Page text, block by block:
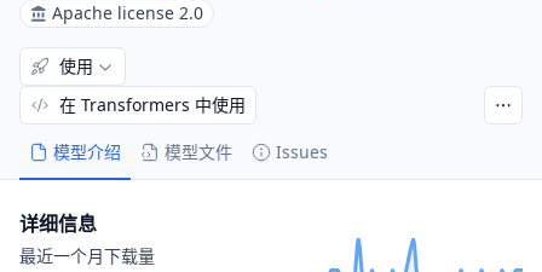
Apache license 2.0
模型介绍 模型文件 Issues
使用
在 Transformers 中使用
详细信息
最近一个月下载量